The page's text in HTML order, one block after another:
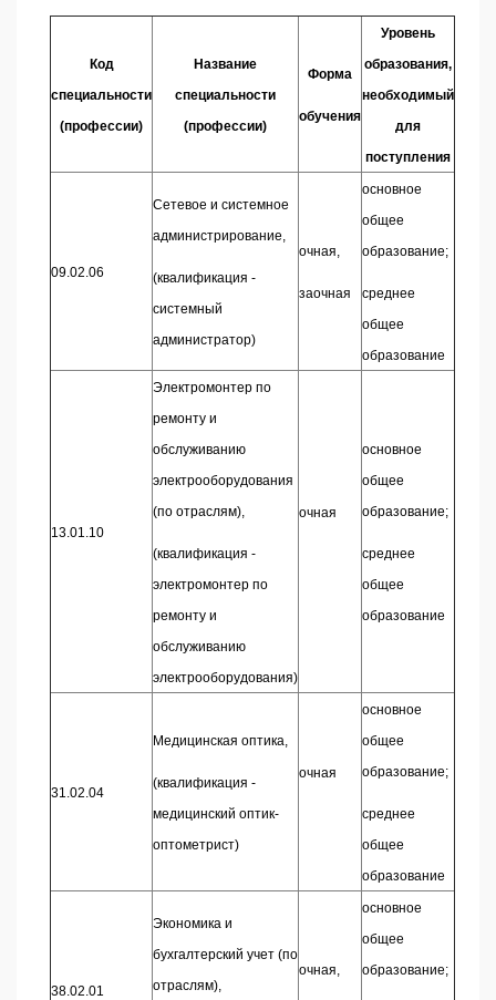
Код
специальности
(профессии)
Название
специальности
(профессии)
Форма
обучения
Уровень
образования,
необходимый
для
поступления
09.02.06
Сетевое и системное
администрирование,
(квалификация -
системный
администратор)
очная,
заочная
основное
общее
образование;
среднее
общее
образование
13.01.10
Электромонтер по
ремонту и
обслуживанию
электрооборудования
(по отраслям),
(квалификация -
электромонтер по
ремонту и
обслуживанию
электрооборудования)
очная
основное
общее
образование;
среднее
общее
образование
31.02.04
Медицинская оптика,
(квалификация -
медицинский оптик-
оптометрист)
очная
основное
общее
образование;
среднее
общее
образование
38.02.01
Экономика и
бухгалтерский учет (по
отраслям),
очная,
основное
общее
образование;